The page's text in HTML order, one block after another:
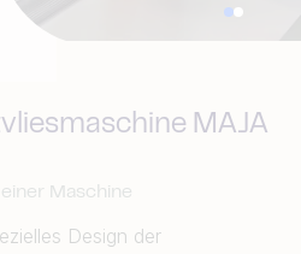
MAJA
Maschine
Design der